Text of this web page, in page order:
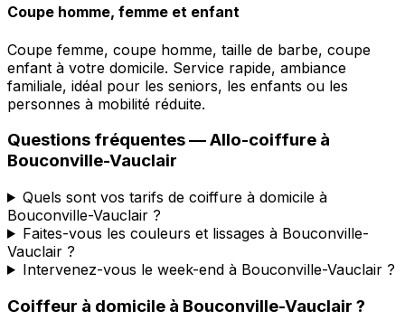
Coupe homme, femme et enfant
Coupe femme, coupe homme, taille de barbe, coupe
enfant à votre domicile. Service rapide, ambiance
familiale, idéal pour les seniors, les enfants ou les
personnes à mobilité réduite.
Questions fréquentes —Allo-coiffure à
Bouconville-Vauclair
Quels sont vos tarifs de coiffure à domicile à
Bouconville-Vauclair ?
Faites-vous les couleurs et lissages à Bouconville-
Vauclair ?
Intervenez-vous le week-end à Bouconville-Vauclair ?
Coiffeur à domicile à Bouconville-Vauclair ?